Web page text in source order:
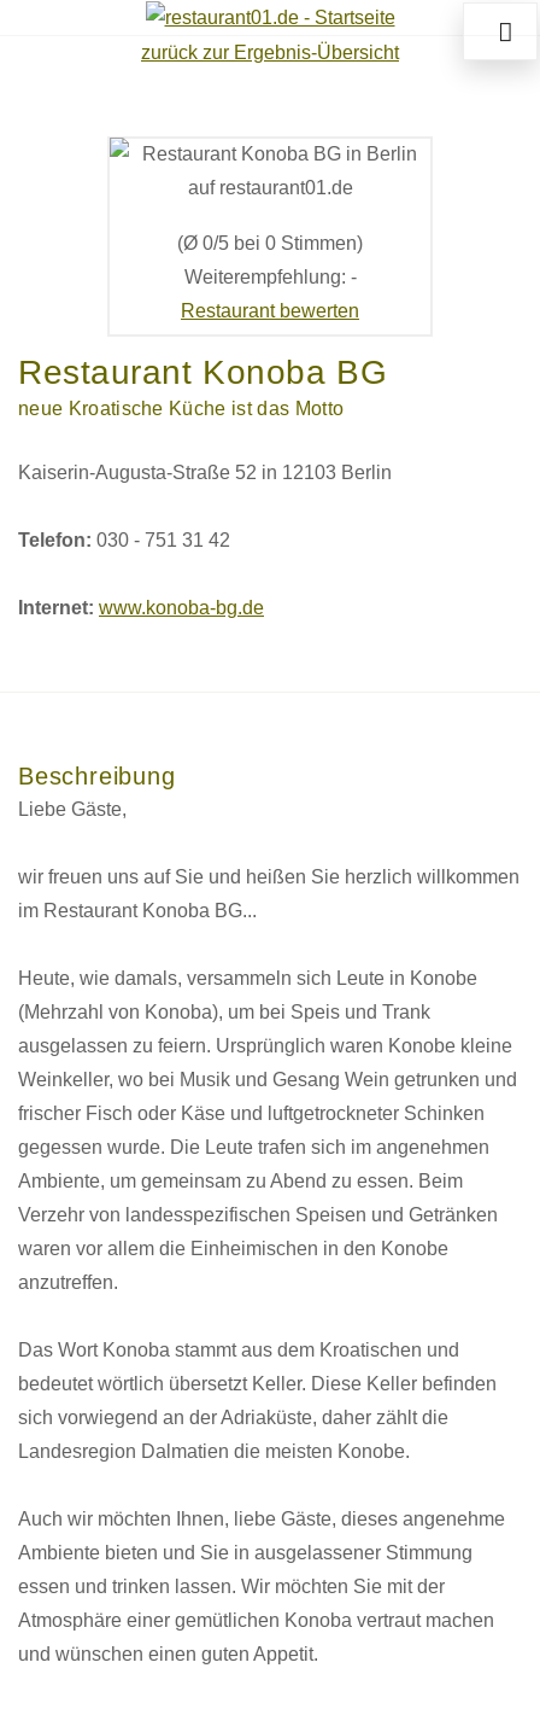
zurück zur Ergebnis-Übersicht
(Ø 0/5 bei 0 Stimmen)
Weiterempfehlung: -
Restaurant bewerten
Restaurant Konoba BG
neue Kroatische Küche ist das Motto
Kaiserin-Augusta-Straße 52 in 12103 Berlin
Telefon: 030 - 751 31 42
Internet: www.konoba-bg.de
Beschreibung
Liebe Gäste,
wir freuen uns auf Sie und heißen Sie herzlich willkommen
im Restaurant Konoba BG...
Heute, wie damals, versammeln sich Leute in Konobe
(Mehrzahl von Konoba), um bei Speis und Trank
ausgelassen zu feiern. Ursprünglich waren Konobe kleine
Weinkeller, wo bei Musik und Gesang Wein getrunken und
frischer Fisch oder Käse und luftgetrockneter Schinken
gegessen wurde. Die Leute trafen sich im angenehmen
Ambiente, um gemeinsam zu Abend zu essen. Beim
Verzehr von landesspezifischen Speisen und Getränken
waren vor allem die Einheimischen in den Konobe
anzutreffen.
Das Wort Konoba stammt aus dem Kroatischen und
bedeutet wörtlich übersetzt Keller. Diese Keller befinden
sich vorwiegend an der Adriaküste, daher zählt die
Landesregion Dalmatien die meisten Konobe.
Auch wir möchten Ihnen, liebe Gäste, dieses angenehme
Ambiente bieten und Sie in ausgelassener Stimmung
essen und trinken lassen. Wir möchten Sie mit der
Atmosphäre einer gemütlichen Konoba vertraut machen
und wünschen einen guten Appetit.